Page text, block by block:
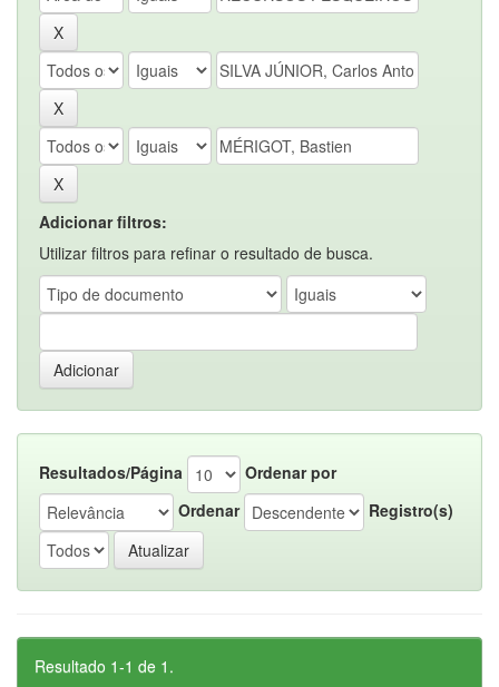
Adicionar filtros:
Utilizar filtros para refinar o resultado de busca.
Resultados/Página
Ordenar por
Ordenar
Registro(s)
Resultado 1-1 de 1.